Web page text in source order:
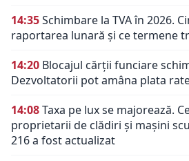
14:35Schimbare la TVA în 2026.
raportarea lunară și ce termene
14:20 Blocajul cărții funciare
Dezvoltatorii pot amâna plata
14:08Taxa pe lux se majorează.
proprietarii de clădiri și mașini
216 a fost actualizat